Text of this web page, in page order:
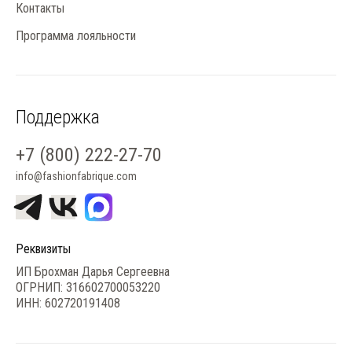
Контакты
Программа лояльности
Поддержка
+7 (800) 222-27-70
info@fashionfabrique.com
Реквизиты
ИП Брохман Дарья Сергеевна
ОГРНИП: 316602700053220
ИНН: 602720191408